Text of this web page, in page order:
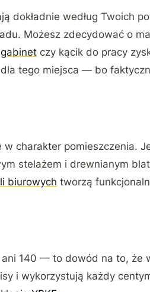
dokładnie według Twoich
Możesz zdecydować o
gabinet czy kącik do pracy
tego miejsca — bo
charakter pomieszczenia.
stelażem i drewnianym
biurowych tworzą
140 — to dowód na to, że
i wykorzystują każdy